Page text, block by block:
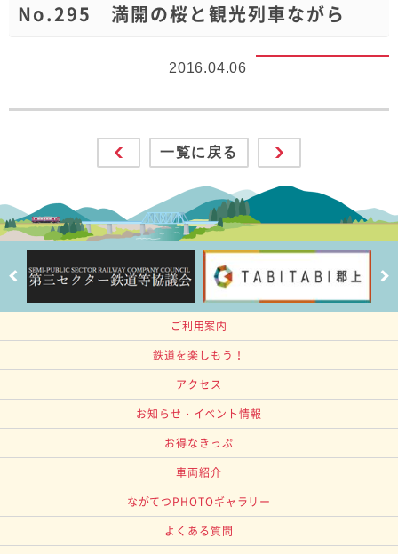
No.295 満開の桜と観光列車ながら
2016.04.06
一覧に戻る
ご利用案内
鉄道を楽しもう！
アクセス
お知らせ・イベント情報
お得なきっぷ
車両紹介
ながてつPHOTOギャラリー
よくある質問